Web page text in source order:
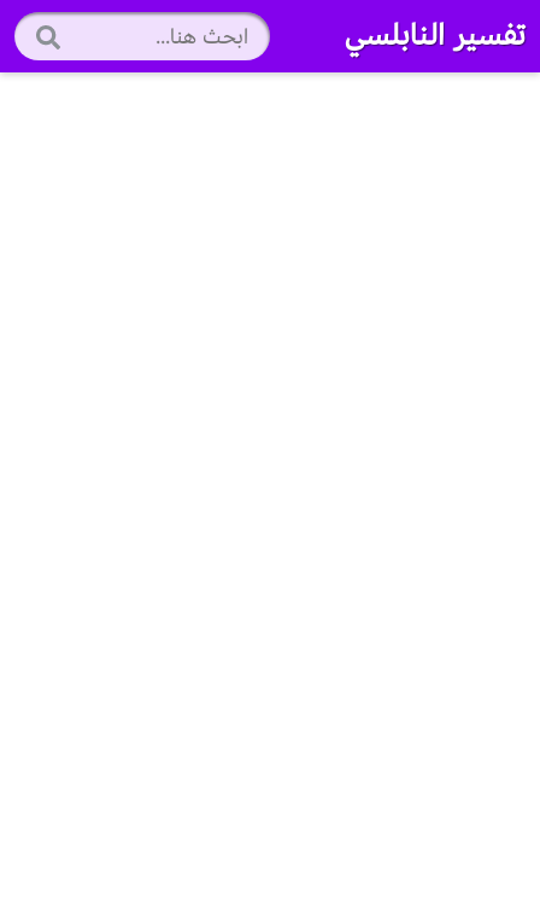
تفسير النابلسي